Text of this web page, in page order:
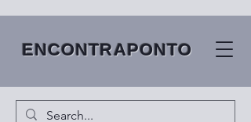
ENCONTRAPONTO